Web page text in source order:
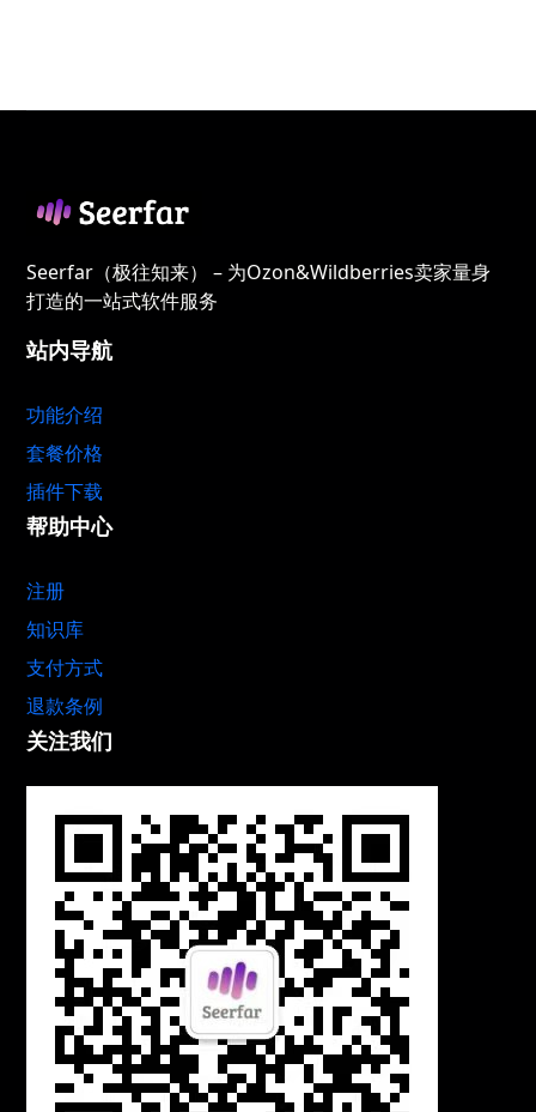
Seerfar（极往知来） – 为Ozon&Wildberries卖家量身
打造的一站式软件服务
站内导航
功能介绍
套餐价格
插件下载
帮助中心
注册
知识库
支付方式
退款条例
关注我们